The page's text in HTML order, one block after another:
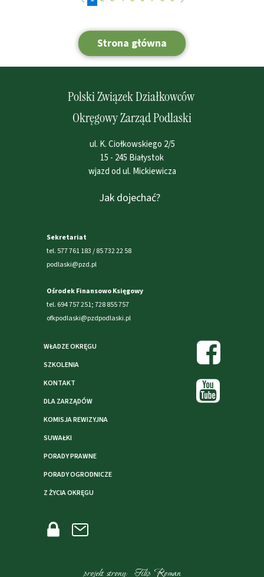
Strona główna
projekt strony: Filip Roman
Jak dojechać?
Polski Związek Działkowców
Okręgowy Zarząd Podlaski
ul. K. Ciołkowskiego 2/5
15 - 245 Białystok
wjazd od ul. Mickiewicza
Sekretariat
tel. 577 761 183 / 85 732 22 58
podlaski@pzd.pl
Ośrodek Finansowo Księgowy
tel. 694 757 251; 728 855 757
ofkpodlaski@pzdpodlaski.pl
WŁADZE OKRĘGU
SZKOLENIA
KONTAKT
DLA ZARZĄDÓW
KOMISJA REWIZYJNA
SUWAŁKI
PORADY PRAWNE
PORADY OGRODNICZE
Z ŻYCIA OKRĘGU